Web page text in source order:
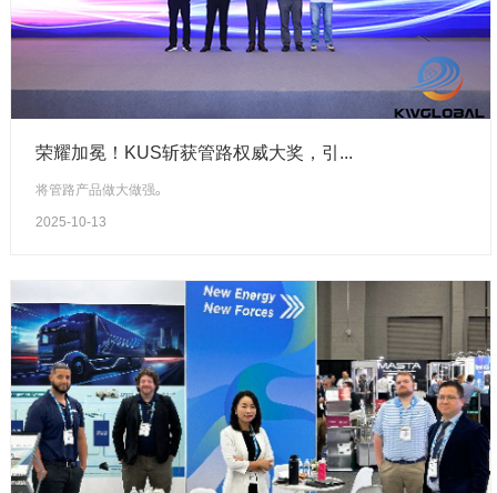
荣耀加冕！KUS斩获管路权威大奖，引...
将管路产品做大做强。
2025-10-13